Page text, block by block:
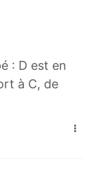
: D est en
à C, de